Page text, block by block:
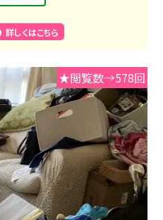
詳しくはこちら
★閲覧数→578回